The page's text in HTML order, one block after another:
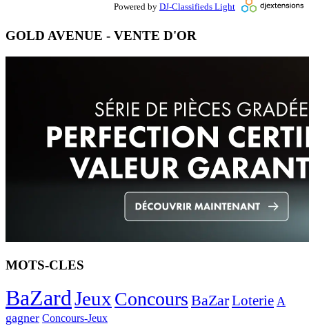
Powered by DJ-Classifieds Light
GOLD AVENUE - VENTE D'OR
MOTS-CLES
BaZardJeuxConcours BaZarLoterie A
gagner Concours-Jeux